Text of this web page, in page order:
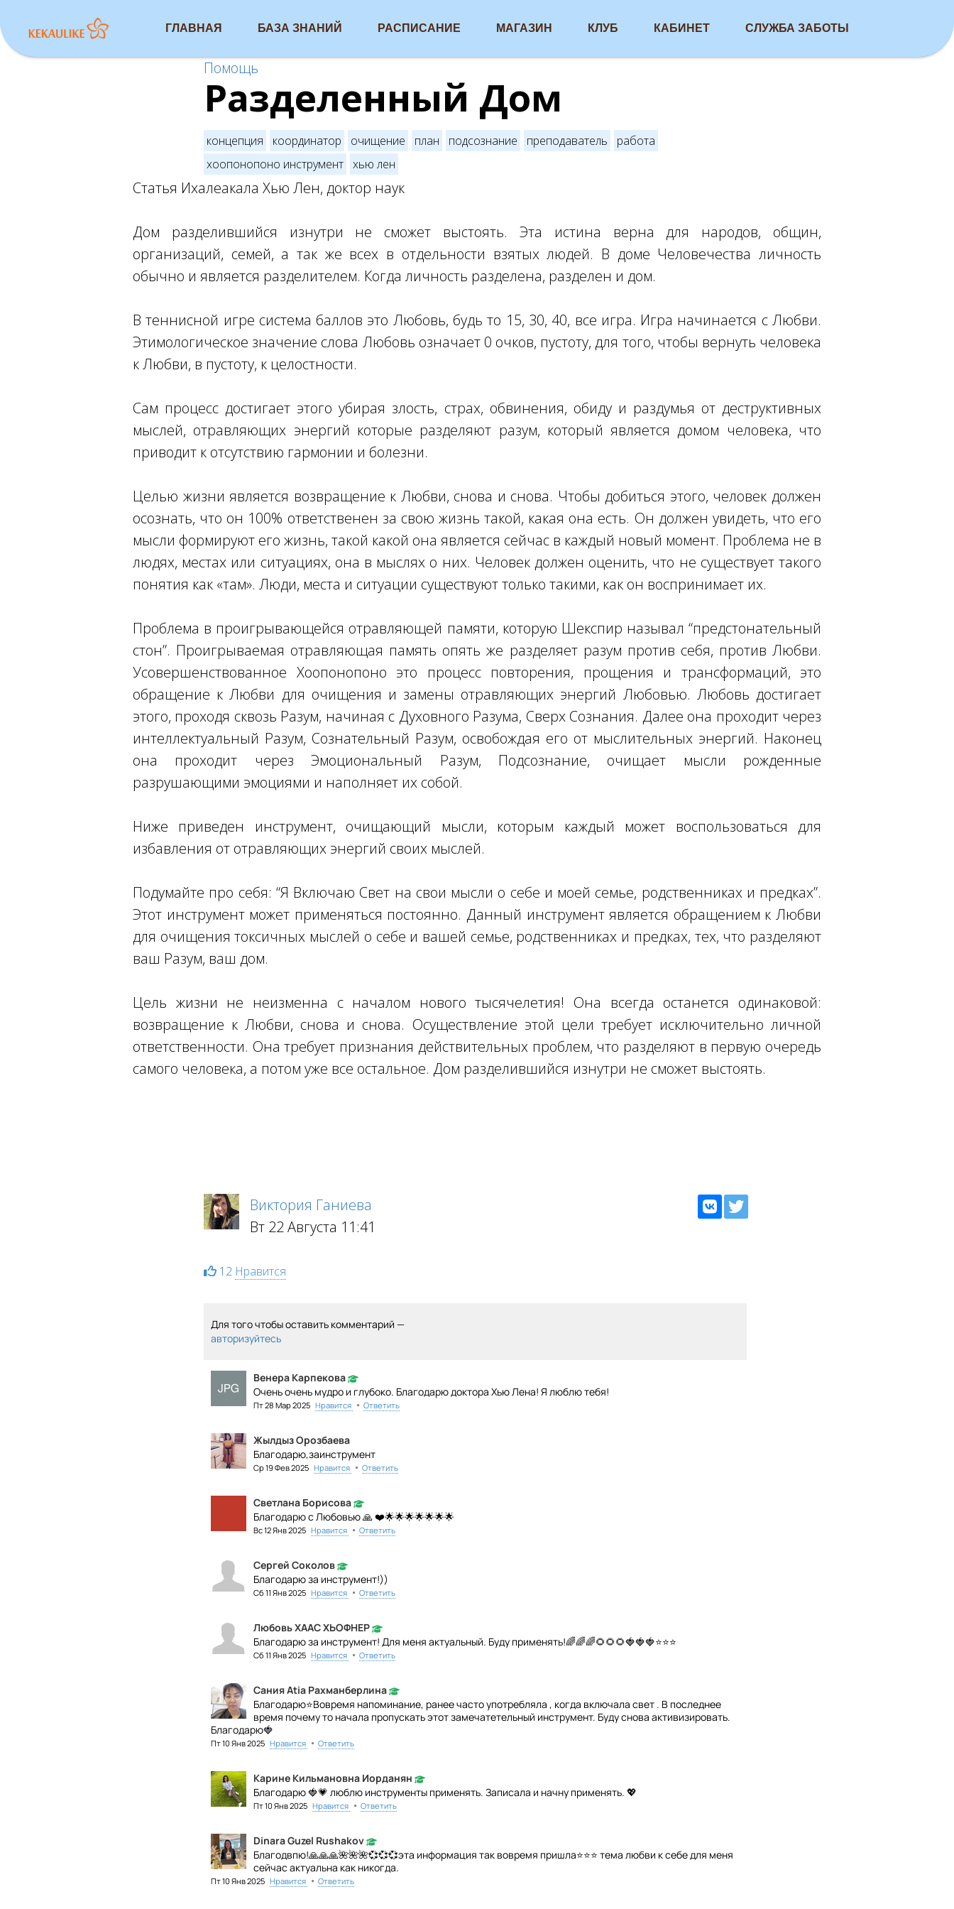
ГЛАВНАЯ БАЗА ЗНАНИЙ РАСПИСАНИЕ МАГАЗИН КЛУБ КАБИНЕТ СЛУЖБА ЗАБОТЫ
Помощь
Разделенный Дом
концепция координатор очищение план подсознание преподаватель
работа
хоопонопоно инструмент хью лен
Статья Ихалеакала Хью Лен, доктор наук
Дом разделившийся изнутри не сможет выстоять. Эта истина верна для народов, общин,
организаций, семей, а так же всех в отдельности взятых людей. В доме Человечества личность
обычно и является разделителем. Когда личность разделена, разделен и дом.
В теннисной игре система баллов это Любовь, будь то 15, 30, 40, все игра. Игра начинается с Любви.
Этимологическое значение слова Любовь означает 0 очков, пустоту, для того, чтобы вернуть человека
к Любви, в пустоту, к целостности.
Сам процесс достигает этого убирая злость, страх, обвинения, обиду и раздумья от деструктивных
мыслей, отравляющих энергий которые разделяют разум, который является домом человека, что
приводит к отсутствию гармонии и болезни.
Целью жизни является возвращение к Любви, снова и снова. Чтобы добиться этого, человек должен
осознать, что он 100% ответственен за свою жизнь такой, какая она есть. Он должен увидеть, что его
мысли формируют его жизнь, такой какой она является сейчас в каждый новый момент. Проблема не в
людях, местах или ситуациях, она в мыслях о них. Человек должен оценить, что не существует такого
понятия как «там». Люди, места и ситуации существуют только такими, как он воспринимает их.
Проблема в проигрывающейся отравляющей памяти, которую Шекспир называл “предстонательный
стон”. Проигрываемая отравляющая память опять же разделяет разум против себя, против Любви.
Усовершенствованное Хоопонопоно это процесс повторения, прощения и трансформаций, это
обращение к Любви для очищения и замены отравляющих энергий Любовью. Любовь достигает
этого, проходя сквозь Разум, начиная с Духовного Разума, Сверх Сознания. Далее она проходит через
интеллектуальный Разум, Сознательный Разум, освобождая его от мыслительных энергий. Наконец
она проходит через Эмоциональный Разум, Подсознание, очищает мысли рожденные
разрушающими эмоциями и наполняет их собой.
Ниже приведен инструмент, очищающий мысли, которым каждый может воспользоваться для
избавления от отравляющих энергий своих мыслей.
Подумайте про себя: “Я Включаю Свет на свои мысли о себе и моей семье, родственниках и предках”.
Этот инструмент может применяться постоянно. Данный инструмент является обращением к Любви
для очищения токсичных мыслей о себе и вашей семье, родственниках и предках, тех, что разделяют
ваш Разум, ваш дом.
Цель жизни не неизменна с началом нового тысячелетия! Она всегда останется одинаковой:
возвращение к Любви, снова и снова. Осуществление этой цели требует исключительно личной
ответственности. Она требует признания действительных проблем, что разделяют в первую очередь
самого человека, а потом уже все остальное. Дом разделившийся изнутри не сможет выстоять.
Виктория Ганиева
Вт 22 Августа 11:41
12 Нравится
Для того чтобы оставить комментарий —
авторизуйтесь
Венера Карпекова
Очень очень мудро и глубоко. Благодарю доктора Хью Лена! Я люблю тебя!
Пт 28 Мар 2025 Нравится • Ответить
Жылдыз Орозбаева
Благодарю,заинструмент
Ср 19 Фев 2025 Нравится • Ответить
Светлана Борисова
Благодарю с Любовью 🙏 ❤️🌟🌟🌟🌟🌟🌟🌟
Вс 12 Янв 2025 Нравится • Ответить
Сергей Соколов
Благодарю за инструмент!))
Сб 11 Янв 2025 Нравится • Ответить
Любовь ХААС ХЬОФНЕР
Благодарю за инструмент! Для меня актуальный. Буду применять!🌈🌈🌈🌻🌻🌻🍓🍓🍓⭐⭐⭐
Сб 11 Янв 2025 Нравится • Ответить
Сания Atia Рахманберлина
Благодарю⭐Вовремя напоминание, ранее часто употребляла , когда включала свет . В последнее
время почему то начала пропускать этот замечатетельный инструмент. Буду снова активизировать.
Благодарю🍓
Пт 10 Янв 2025 Нравится • Ответить
Карине Кильмановна Иорданян
Благодарю 🍓💗 люблю инструменты применять. Записала и начну применять. 💖
Пт 10 Янв 2025 Нравится • Ответить
Dinara Guzel Rushakov
Благодвпю!🙏🙏🙏🌺🌺🌺💞💞💞эта информация так вовремя пришла⭐⭐⭐ тема любви к себе для меня
сейчас актуальна как никогда.
Пт 10 Янв 2025 Нравится • Ответить